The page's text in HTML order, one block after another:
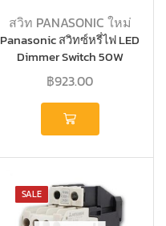
สวิท PANASONIC ใหม่
Panasonic สวิทซ์หรี่ไฟ LED
Dimmer Switch 50W
WEG5712
฿923.00
SALE